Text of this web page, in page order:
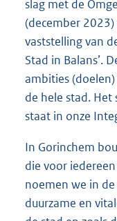
slag met de
(december
vaststelling van
Stad in Balans’.
ambities
de hele stad. Het
staat in onze
In Gorinchem
die voor
noemen we in de
duurzame en